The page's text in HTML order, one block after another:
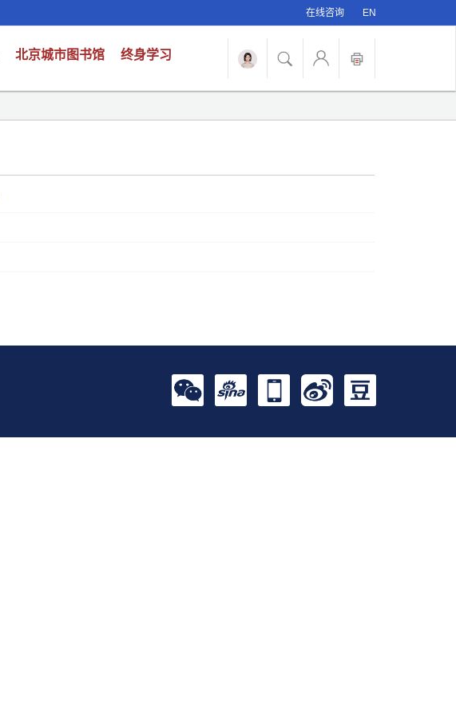
在线咨询 EN
北京城市图书馆 终身学习